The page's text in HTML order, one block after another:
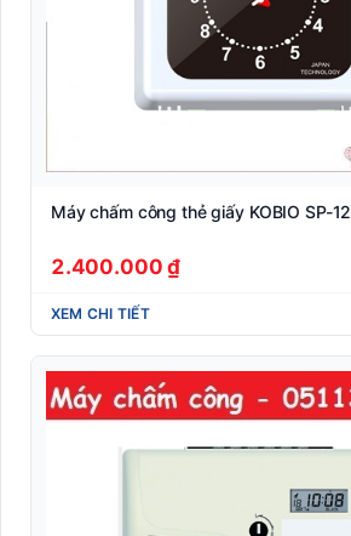
Máy chấm công thẻ giấy KOBIO SP-12
2.400.000 ₫
XEM CHI TIẾT